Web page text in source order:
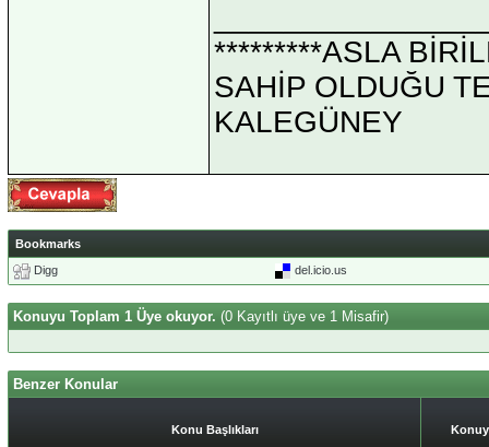
*********ASLA
SAHİP OLDUĞU
KALEGÜNEY
Bookmarks
Digg
del.icio.us
Konuyu Toplam 1 Üye okuyor. (0 Kayıtlı üye ve 1 Misafir)
Benzer Konular
Konu Başlıkları